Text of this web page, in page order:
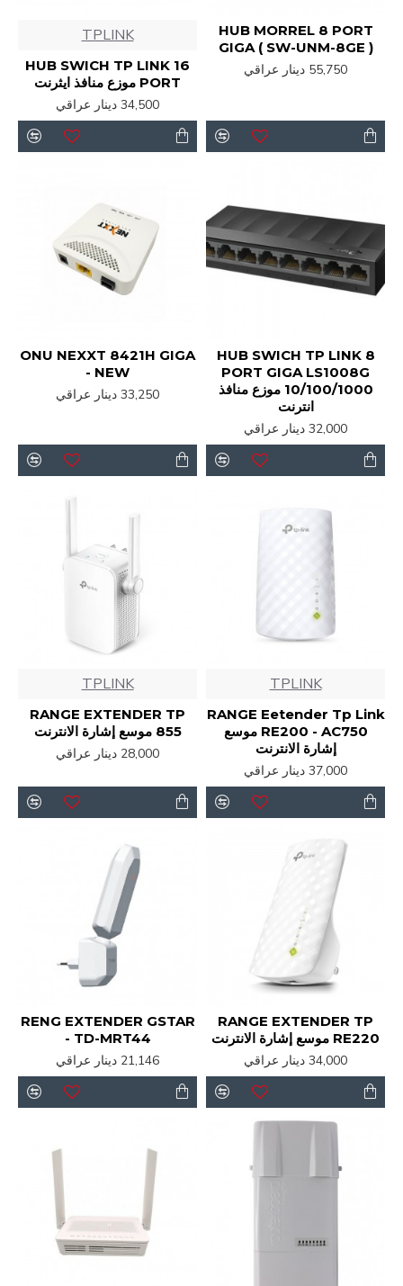
HUB MORREL 8 PORT
GIGA ( SW-UNM-8GE )
55,750 دينار عراقي
TPLINK
HUB SWICH TP LINK 16
PORT موزع منافذ ايثرنت
34,500 دينار عراقي
HUB SWICH TP LINK 8
PORT GIGA LS1008G
10/100/1000 موزع منافذ
انترنت
32,000 دينار عراقي
ONU NEXXT 8421H GIGA
- NEW
33,250 دينار عراقي
TPLINK
RANGE Eetender Tp Link
RE200 - AC750 موسع
إشارة الانترنت
37,000 دينار عراقي
TPLINK
RANGE EXTENDER TP
855 موسع إشارة الانترنت
28,000 دينار عراقي
RANGE EXTENDER TP
RE220 موسع إشارة الانترنت
34,000 دينار عراقي
RENG EXTENDER GSTAR
- TD-MRT44
21,146 دينار عراقي